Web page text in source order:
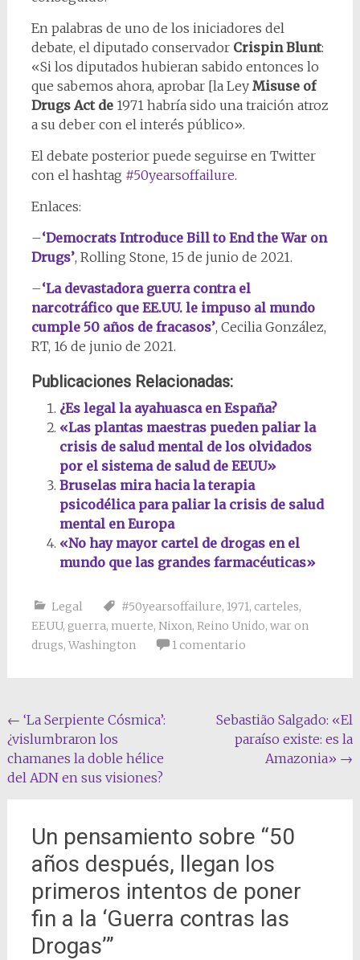
En palabras de uno de los iniciadores del
debate, el diputado conservador Crispin Blunt:
«Si los diputados hubieran sabido entonces lo
que sabemos ahora, aprobar [la Ley Misuse of
Drugs Act de1971 habría sido una traición atroz
a su deber con el interés público».
El debate posterior puede seguirse en Twitter
con el hashtag #50yearsoffailure.
Enlaces:
–‘Democrats Introduce Bill to End the War on
Drugs’, Rolling Stone, 15 de junio de 2021.
–‘La devastadora guerra contra el
narcotráfico que EE.UU. le impuso al mundo
cumple 50 años de fracasos’, Cecilia González,
RT, 16 de junio de 2021.
Publicaciones Relacionadas:
¿Es legal la ayahuasca en España?
«Las plantas maestras pueden paliar la
crisis de salud mental de los olvidados
por el sistema de salud de EEUU»
Bruselas mira hacia la terapia
psicodélica para paliar la crisis de salud
mental en Europa
«No hay mayor cartel de drogas en el
mundo que las grandes farmacéuticas»
Legal #50yearsoffailure, 1971, carteles,
EEUU, guerra, muerte, Nixon, Reino Unido, war on
drugs, Washington 1 comentario
Navegación
de
la
← ‘La Serpiente Cósmica’:
¿vislumbraron los
chamanes la doble hélice
del ADN en sus visiones?
Sebastião Salgado: «El
paraíso existe: es la
Amazonia» →
Un pensamiento sobre “50
años después, llegan los
primeros intentos de poner
fin a la ‘Guerra contras las
Drogas’”